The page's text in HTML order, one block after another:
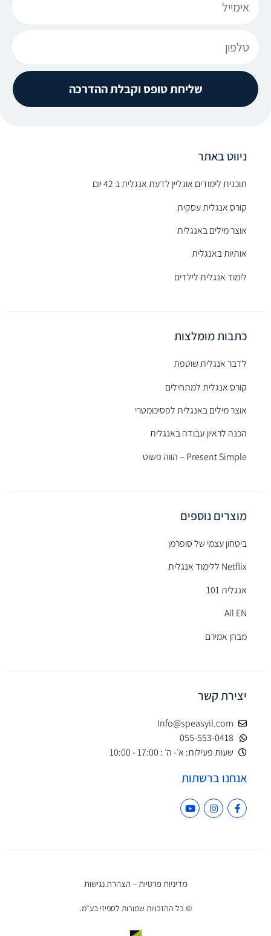
שליחת טופס וקבלת ההדרכה
ניווט באתר
תוכנית לימודים אונליין לדעת אנגלית ב 42 יום
קורס אנגלית עסקית
אוצר מילים באנגלית
אותיות באנגלית
לימוד אנגלית לילדים
כתבות מומלצות
לדבר אנגלית שוטפת
קורס אנגלית למתחילים
אוצר מילים באנגלית לפסיכומטרי
הכנה לראיון עבודה באנגלית
Present Simple – הווה פשוט
מוצרים נוספים
ביטחון עצמי של סופרמן
Netflix ללימוד אנגלית
אנגלית 101
All EN
מבחן אמירם
יצירת קשר
Info@speasyil.com
055-553-0418
שעות פעילות: א׳- ה׳ : 17:00 - 10:00
אנחנו ברשתות
מדיניות פרטיות– הצהרת נגישות
© כל ההזכויות שמורות לספיזי בע״מ.